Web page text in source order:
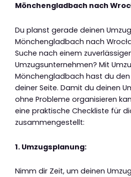
Mönchengladbach nach
Du planst gerade deinen
Mönchengladbach nach
Suche nach einem
Umzugsunternehmen? Mit
Mönchengladbach hast du
deiner Seite. Damit du deinen
ohne Probleme organisieren
eine praktische Checkliste für
zusammengestellt:
1. Umzugsplanung:
Nimm dir Zeit, um deinen